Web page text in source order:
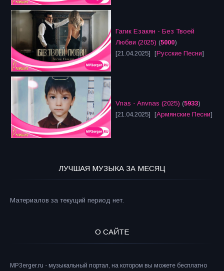
Гагик Езакян - Без Твоей
Любви (2025) (5000)
[21.04.2025] [Русские Песни]
Vnas - Anvnas (2025) (5933)
[21.04.2025] [Армянские Песни]
ЛУЧШАЯ МУЗЫКА ЗА МЕСЯЦ
Материалов за текущий период нет.
О САЙТЕ
MP3erger.ru - музыкальный портал, на котором вы можете бесплатно